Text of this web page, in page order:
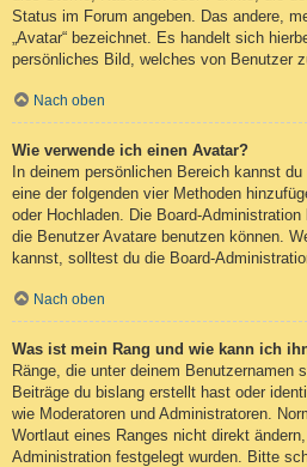
Status im Forum angeben. Das andere,
„Avatar“ bezeichnet. Es handelt sich
persönliches Bild, welches von Benutzer
Nach oben
Wie verwende ich einen Avatar?
In deinem persönlichen Bereich kannst du
eine der folgenden vier Methoden
oder Hochladen. Die Board-
die Benutzer Avatare benutzen können.
kannst, solltest du die Board-
Nach oben
Was ist mein Rang und wie kann ich
Ränge, die unter deinem Benutzernamen
Beiträge du bislang erstellt hast oder
wie Moderatoren und Administratoren.
Wortlaut eines Ranges nicht direkt
Administration festgelegt wurden. Bitte